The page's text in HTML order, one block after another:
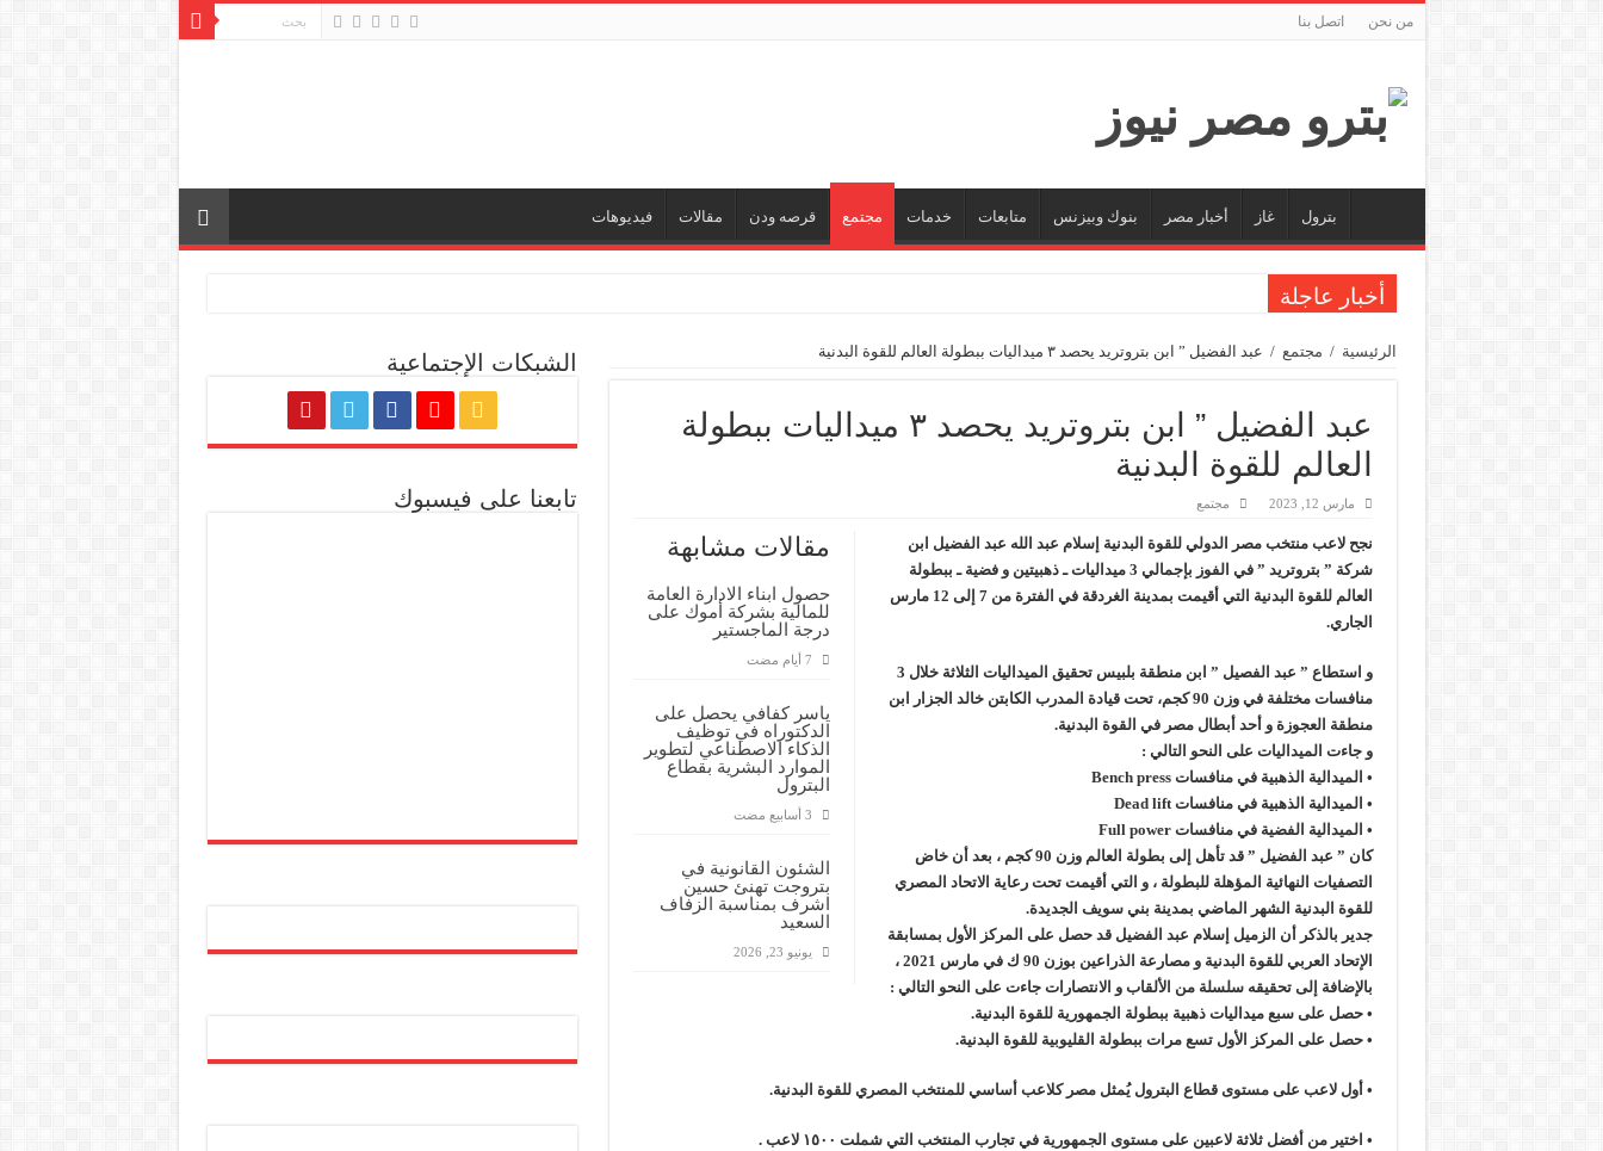
من نحن اتصل بنا
بترول غاز أخبار مصر بنوك وبيزنس متابعات خدمات مجتمع قرصه ودن مقالات فيديوهات
أخبار عاجلة
وزير البترول والثروة المعدنية يبحث مع إكسون موبيل العالمية آليات تنفيذ مذكرة التفاهم لربط اكتشافات الشركة في قبرص بالبنية التحتية المصرية
رئيسا العامة وبترومنت في زيارة لحقول ابوسنان
وزير البترول والثروة المعدنية يتفقد استئناف أعمال الحفر بحقل البركة في أسوان بعد توقف منذ عام 2022.. ويؤكد: كامل الاهتمام لوضع صعيد مصر على خريطة الاستثمار البترولي
وزير البترول يتابع انتاج حقل البركة في اسوان
إنجاز بحري جديد … PMS تنهي أعمال إنزال الخطوط البحرية الثلاث بمشروع المرحلة الرابعة لتنمية حقل غاز كاموس البحري التابع لشركة شمال سيناء للبترول
هدوء اعلامي في وزارة البترول
الرئيسية / مجتمع / عبد الفضيل ” ابن بتروتريد يحصد ٣ ميداليات ببطولة العالم للقوة البدنية
عبد الفضيل ” ابن بتروتريد يحصد ٣ ميداليات ببطولة
العالم للقوة البدنية
مارس 12, 2023 مجتمع
مقالات مشابهة
حصول ابناء الادارة العامة
للمالية بشركة أموك على
درجة الماجستير
ياسر كفافي يحصل على
الدكتوراه في توظيف
الذكاء الاصطناعي لتطوير
الموارد البشرية بقطاع
البترول
الشئون القانونية في
بتروجت تهنئ حسين
اشرف بمناسبة الزفاف
السعيد
يونيو 23, 2026
نجح لاعب منتخب مصر الدولي للقوة البدنية إسلام عبد الله عبد الفضيل ابن
شركة ” بتروتريد ” في الفوز بإجمالي 3 ميداليات ـ ذهبيتين و فضية ـ ببطولة
العالم للقوة البدنية التي أقيمت بمدينة الغردقة في الفترة من 7 إلى 12 مارس
الجاري.
و استطاع ” عبد الفصيل ” ابن منطقة بلبيس تحقيق الميداليات الثلاثة خلال 3
منافسات مختلفة في وزن 90 كجم، تحت قيادة المدرب الكابتن خالد الجزار ابن
منطقة العجوزة و أحد أبطال مصر في القوة البدنية.
و جاءت الميداليات على النحو التالي :
• الميدالية الذهبية في منافسات Bench press
• الميدالية الذهبية في منافسات Dead lift
• الميدالية الفضية في منافسات Full power
كان ” عبد الفضيل ” قد تأهل إلى بطولة العالم وزن 90 كجم ، بعد أن خاض
التصفيات النهائية المؤهلة للبطولة ، و التي أقيمت تحت رعاية الاتحاد المصري
للقوة البدنية الشهر الماضي بمدينة بني سويف الجديدة.
جدير بالذكر أن الزميل إسلام عبد الفضيل قد حصل على المركز الأول بمسابقة
الإتحاد العربي للقوة البدنية و مصارعة الذراعين بوزن 90 ك في مارس 2021 ،
بالإضافة إلى تحقيقه سلسلة من الألقاب و الانتصارات جاءت على النحو التالي :
• حصل على سبع ميداليات ذهبية ببطولة الجمهورية للقوة البدنية.
• حصل على المركز الأول تسع مرات ببطولة القليوبية للقوة البدنية.
• أول لاعب على مستوى قطاع البترول يُمثل مصر كلاعب أساسي للمنتخب المصري للقوة البدنية.
• اختير من أفضل ثلاثة لاعبين على مستوى الجمهورية في تجارب المنتخب التي شملت ١٥٠٠ لاعب .
الشبكات الإجتماعية
تابعنا على فيسبوك